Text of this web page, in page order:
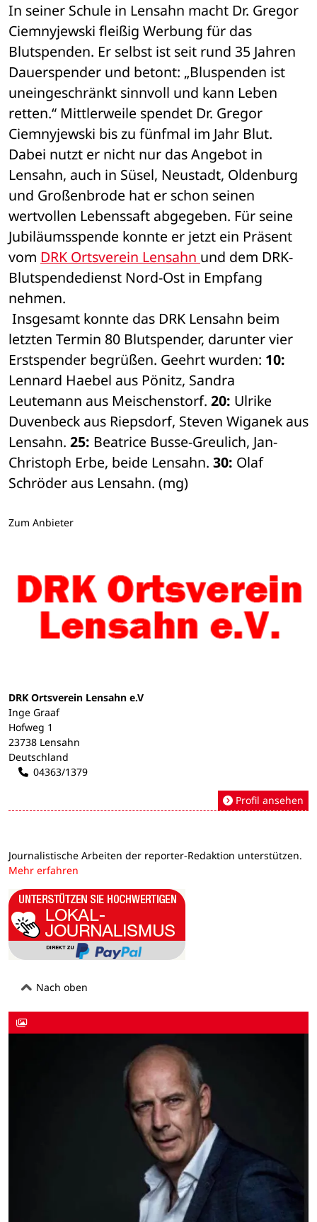
In seiner Schule in Lensahn macht Dr. Gregor
Ciemnyjewski fleißig Werbung für das
Blutspenden. Er selbst ist seit rund 35 Jahren
Dauerspender und betont: „Bluspenden ist
uneingeschränkt sinnvoll und kann Leben
retten.“ Mittlerweile spendet Dr. Gregor
Ciemnyjewski bis zu fünfmal im Jahr Blut.
Dabei nutzt er nicht nur das Angebot in
Lensahn, auch in Süsel, Neustadt, Oldenburg
und Großenbrode hat er schon seinen
wertvollen Lebenssaft abgegeben. Für seine
Jubiläumsspende konnte er jetzt ein Präsent
vom DRK Ortsverein Lensahn und dem DRK-
Blutspendedienst Nord-Ost in Empfang
nehmen.
Insgesamt konnte das DRK Lensahn beim
letzten Termin 80 Blutspender, darunter vier
Erstspender begrüßen. Geehrt wurden: 10:
Lennard Haebel aus Pönitz, Sandra
Leutemann aus Meischenstorf. 20: Ulrike
Duvenbeck aus Riepsdorf, Steven Wiganek aus
Lensahn. 25: Beatrice Busse-Greulich, Jan-
Christoph Erbe, beide Lensahn. 30: Olaf
Schröder aus Lensahn. (mg)
Zum Anbieter
DRK Ortsverein Lensahn e.V
Inge Graaf
Hofweg 1
23738 Lensahn
Deutschland
04363/1379
Profil ansehen
Journalistische Arbeiten der reporter-Redaktion unterstützen.
Mehr erfahren
Nach oben